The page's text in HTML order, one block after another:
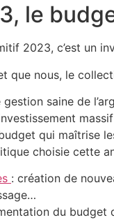
le
2023, c’est un
que nous, le
gestion saine de
investissement
qui maîtrise
choisie cette
: création de
du budget